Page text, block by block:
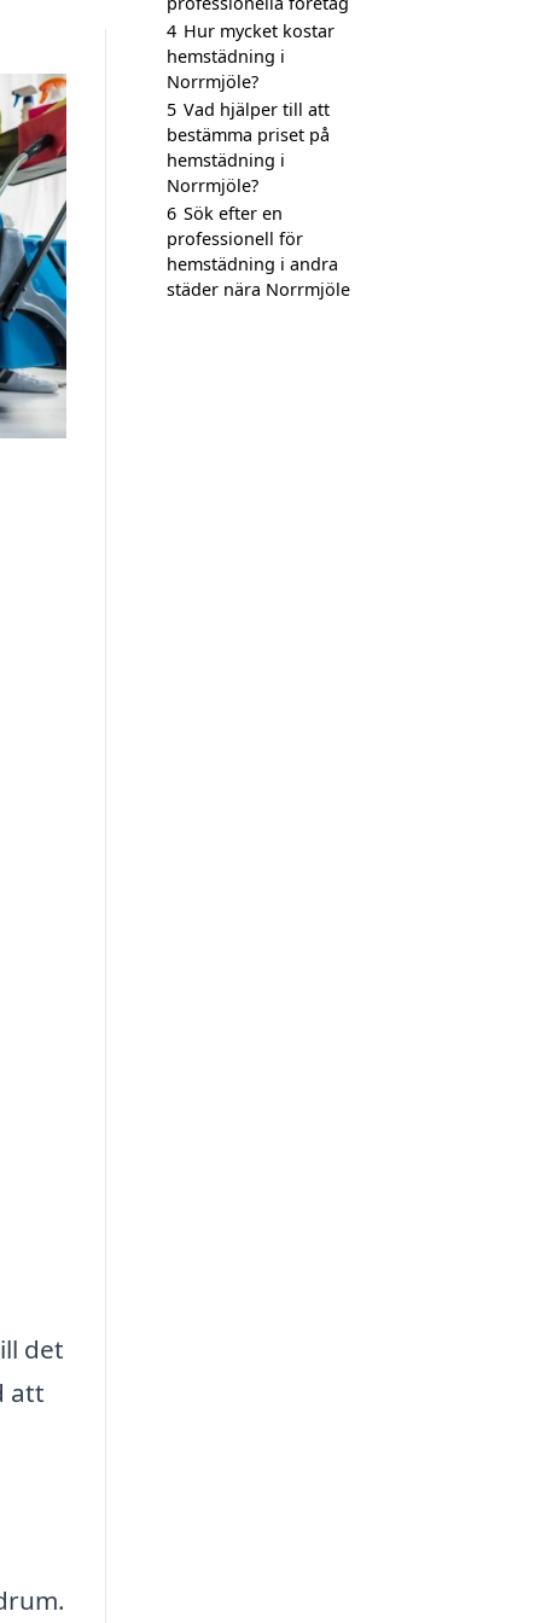
det
att
4 Hur mycket kostar
hemstädning i
Norrmjöle?
5 Vad hjälper till att
bestämma priset på
hemstädning i
Norrmjöle?
6 Sök efter en
professionell för
hemstädning i andra
städer nära Norrmjöle